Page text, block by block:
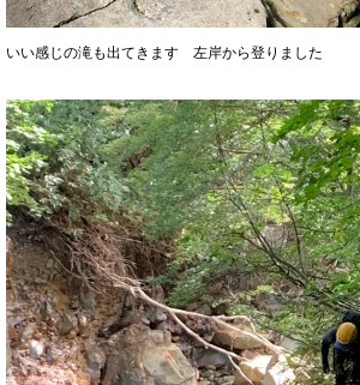
いい感じの滝も出てきます 左岸から登りました